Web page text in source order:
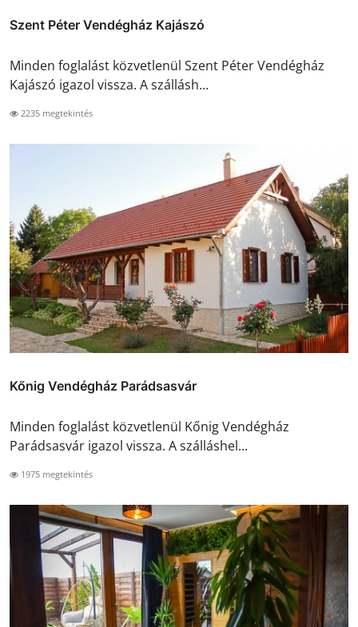
Szent Péter Vendégház Kajászó
Minden foglalást közvetlenül Szent Péter Vendégház
Kajászó igazol vissza. A szállásh...
2235 megtekintés
Kőnig Vendégház Parádsasvár
Minden foglalást közvetlenül Kőnig Vendégház
Parádsasvár igazol vissza. A szálláshel...
1975 megtekintés